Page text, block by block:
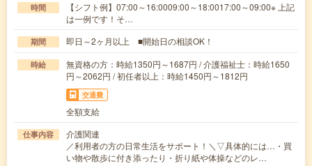
時間
【シフト例】07:00～16:0009:00～18:0017:00～09:00※ 上記
は一例です！そ…
期間 即日～2ヶ月以上 ■開始日の相談OK！
時給
無資格の方：時給1350円～1687円 / 介護福祉士：時給1650
円～2062円 / 初任者以上：時給1450円～1812円
交通費
全額支給
仕事内容
介護関連
／利用者の方の日常生活をサポート！＼▽具体的には…・買
い物や散歩に付き添ったり・折り紙や体操などのレ…